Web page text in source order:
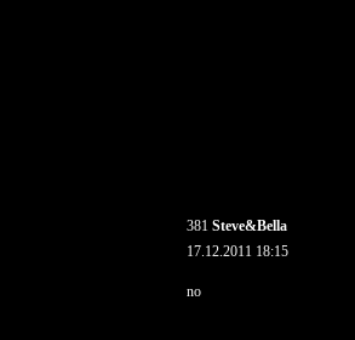
381 Steve&Bella
17.12.2011 18:15
no